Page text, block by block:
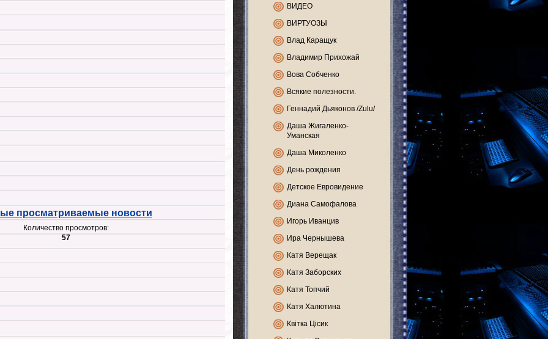
просматриваемые новости
Количество просмотров:
57
ВИДЕО
ВИРТУОЗЫ
Влад Каращук
Владимир Прихожай
Вова Собченко
Всякие полезности.
Геннадий Дьяконов /Zulu/
Даша Жигаленко-
Уманская
Даша Миколенко
День рождения
Детское Евровидение
Диана Самофалова
Игорь Иванцив
Ира Чернышева
Катя Верещак
Катя Заборских
Катя Топчий
Катя Халютина
Квітка Цісик